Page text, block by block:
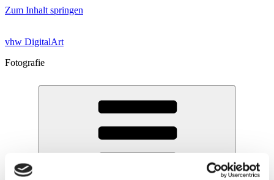
Zum Inhalt springen
vhw DigitalArt
Fotografie